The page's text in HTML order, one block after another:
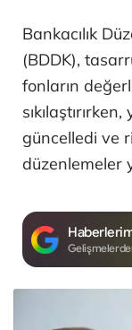
Bankacılık
(BDDK),
fonların
güncelledi ve
düzenlemeler